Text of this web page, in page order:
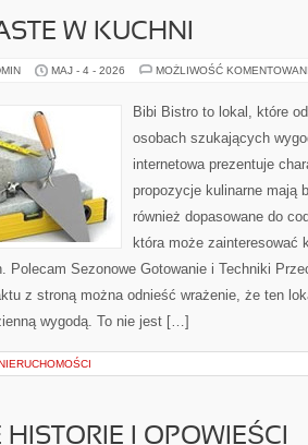
W KUCHNI
MAJ - 4 - 2026 MOŻLIWOŚĆ
Bibi Bistro to lokal, które
osobach szukających
internetowa prezentuje
propozycje kulinarne mają
również dopasowane do
która może zainteresować
Polecam Sezonowe Gotowanie i Techniki
z stroną można odnieść wrażenie, że ten
wygodą. To nie jest […]
HISTORIE I OPOWIEŚCI